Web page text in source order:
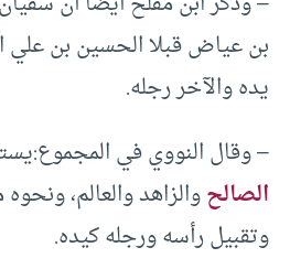
بن عياض قبلا الحسين بن علي
يده والآخر رجله.
– وقال النووي في
الصالحوالزاهد والعالم،
وتقبيل رأسه ورجله كيده.